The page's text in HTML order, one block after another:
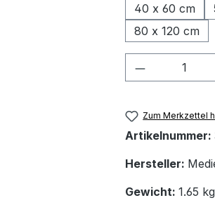
40 x 60 cm
80 x 120 cm
Produkt
Zum Merkzettel
Artikelnummer:
Hersteller:
Gewicht: 1.65 kg